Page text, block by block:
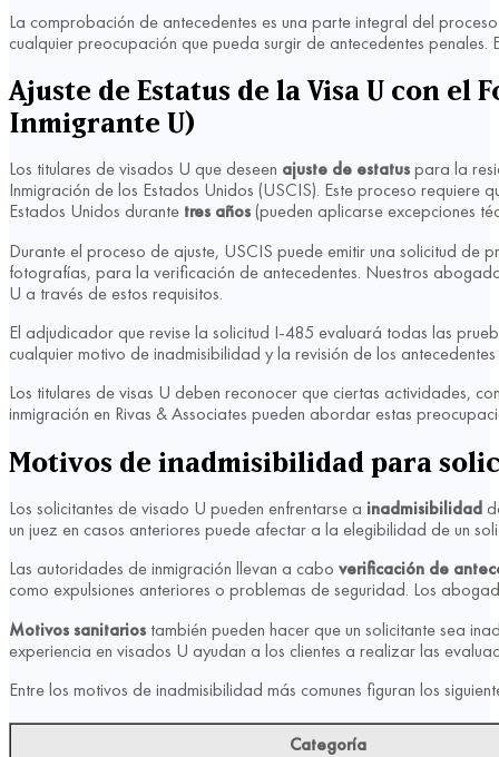
La comprobación de antecedentes es una parte integral del
cualquier preocupación que pueda surgir de antecedentes penales.
Ajuste de Estatus de la Visa U con el
Inmigrante U)
Los titulares de visados U que deseen ajuste de estatuspara la
Inmigración de los Estados Unidos (USCIS). Este proceso requiere
Estados Unidos durante tres años(pueden aplicarse excepciones
Durante el proceso de ajuste, USCIS puede emitir una solicitud de
fotografías, para la verificación de antecedentes. Nuestros
U a través de estos requisitos.
El adjudicador que revise la solicitud I-485 evaluará todas las
cualquier motivo de inadmisibilidad y la revisión de los
Los titulares de visas U deben reconocer que ciertas actividades,
inmigración en Rivas & Associates pueden abordar estas
Motivos de inadmisibilidad para
Los solicitantes de visado U pueden enfrentarse a inadmisibilidad
un juez en casos anteriores puede afectar a la elegibilidad de un
Las autoridades de inmigración llevan a cabo verificación de
como expulsiones anteriores o problemas de seguridad. Los
Motivos sanitarios también pueden hacer que un solicitante sea
experiencia en visados U ayudan a los clientes a realizar las
Entre los motivos de inadmisibilidad más comunes figuran los
Categoría